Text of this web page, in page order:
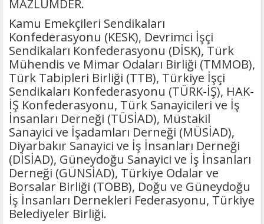
MAZLUMDER.
Kamu Emekçileri Sendikaları
Konfederasyonu (KESK), Devrimci İşçi
Sendikaları Konfederasyonu (DİSK), Türk
Mühendis ve Mimar Odaları Birliği (TMMOB),
Türk Tabipleri Birliği (TTB), Türkiye İşçi
Sendikaları Konfederasyonu (TÜRK-İŞ), HAK-
İŞ Konfederasyonu, Türk Sanayicileri ve İş
İnsanları Derneği (TÜSİAD), Müstakil
Sanayici ve İşadamları Derneği (MÜSİAD),
Diyarbakır Sanayici ve İş İnsanları Derneği
(DİSİAD), Güneydoğu Sanayici ve İş İnsanları
Derneği (GÜNSİAD), Türkiye Odalar ve
Borsalar Birliği (TOBB), Doğu ve Güneydoğu
İş İnsanları Dernekleri Federasyonu, Türkiye
Belediyeler Birliği.